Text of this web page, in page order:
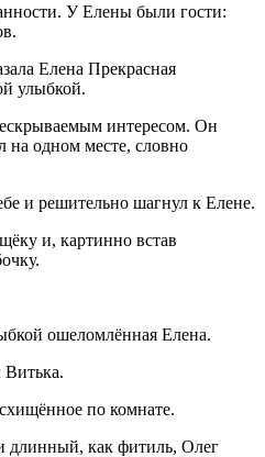
У Елены были гости:
Елена Прекрасная
улыбкой.
интересом. Он
на одном месте, словно
и решительно шагнул к Елене.
и, картинно встав
ошеломлённая Елена.
по комнате.
длинный, как фитиль, Олег